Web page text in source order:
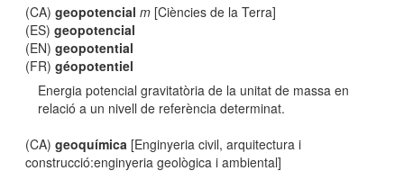
(CA)geopotencial m [Ciències de la Terra]
(ES)geopotencial
(EN)geopotential
(FR)géopotentiel
Energia potencial gravitatòria de la unitat de massa en
relació a un nivell de referència determinat.
(CA)geoquímica [Enginyeria civil, arquitectura i
construcció:enginyeria geològica i ambiental]